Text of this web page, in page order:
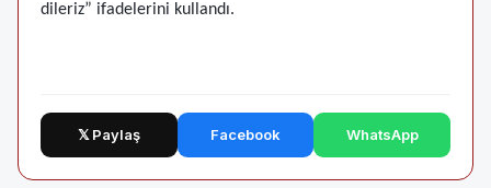
dileriz” ifadelerini kullandı.
𝕏 Paylaş Facebook WhatsApp